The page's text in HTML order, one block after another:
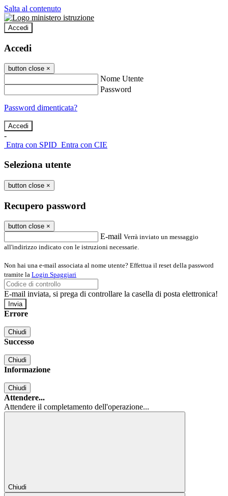
Salta al contenuto
Accedi
Accedi
button close ×
Nome Utente
Password
Password dimenticata?
-
Entra con SPID Entra con CIE
Seleziona utente
button close ×
Recupero password
button close ×
E-mail Verrà inviato un messaggio
all'indirizzo indicato con le istruzioni necessarie.
Non hai una e-mail associata al nome utente? Effettua il reset della password
tramite la Login Spaggiari
E-mail inviata, si prega di controllare la casella di posta elettronica!
Errore
Chiudi
Successo
Chiudi
Informazione
Chiudi
Attendere...
Attendere il completamento dell'operazione...
Chiudi